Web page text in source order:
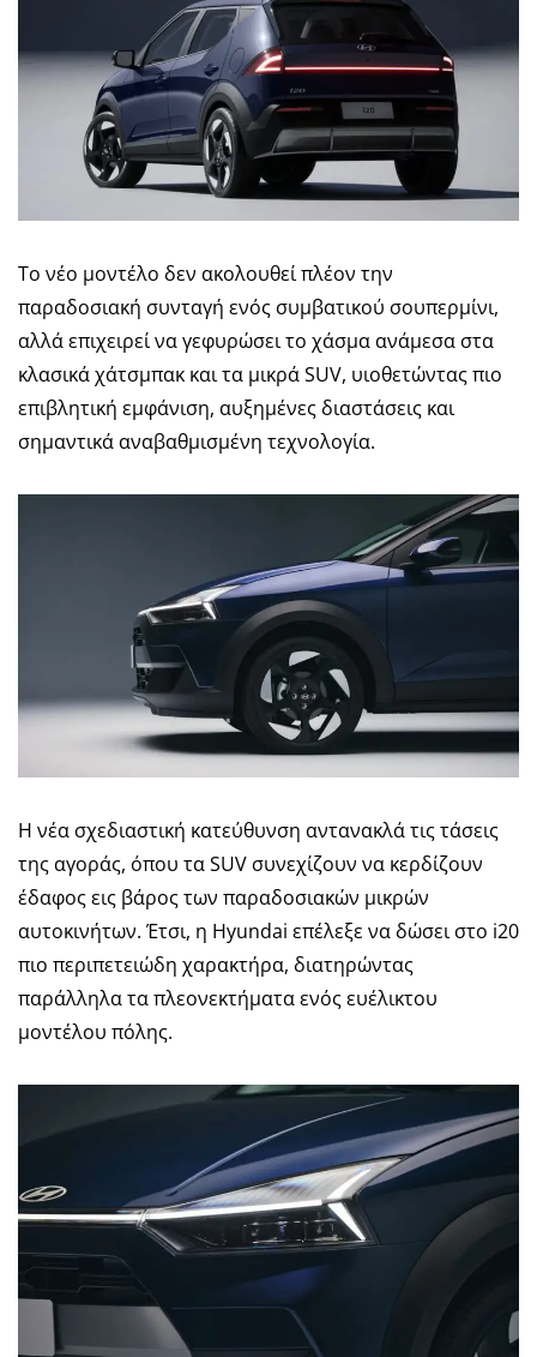
Το νέο μοντέλο δεν ακολουθεί πλέον την
παραδοσιακή συνταγή ενός συμβατικού σουπερμίνι,
αλλά επιχειρεί να γεφυρώσει το χάσμα ανάμεσα στα
κλασικά χάτσμπακ και τα μικρά SUV, υιοθετώντας πιο
επιβλητική εμφάνιση, αυξημένες διαστάσεις και
σημαντικά αναβαθμισμένη τεχνολογία.
Η νέα σχεδιαστική κατεύθυνση αντανακλά τις τάσεις
της αγοράς, όπου τα SUV συνεχίζουν να κερδίζουν
έδαφος εις βάρος των παραδοσιακών μικρών
αυτοκινήτων. Έτσι, η Hyundai επέλεξε να δώσει στο i20
πιο περιπετειώδη χαρακτήρα, διατηρώντας
παράλληλα τα πλεονεκτήματα ενός ευέλικτου
μοντέλου πόλης.